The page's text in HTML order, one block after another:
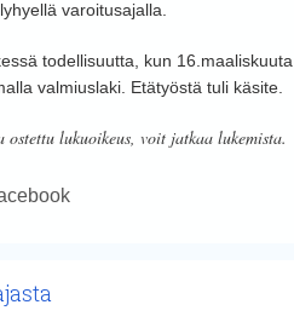
varoitusajalla.
todellisuutta, kun
valmiuslaki. Etätyöstä tuli käsite.
ostettu lukuoikeus, voit jatkaa lukemista.